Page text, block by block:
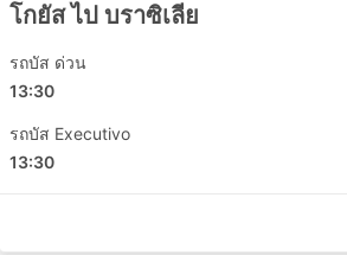
Paraiso do Tocantins Bus Station
โกยัส ไป บราซิเลีย
รถบัส ด่วน
13:30
รถบัส Executivo
13:30